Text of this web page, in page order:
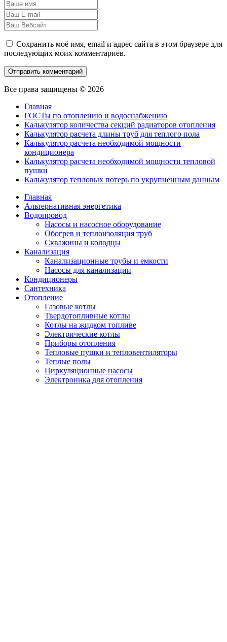
Сохранить моё имя, email и адрес сайта в этом браузере для
последующих моих комментариев.
Все права защищены © 2026
Главная
ГОСТы по отоплению и водоснабжению
Калькулятор количества секций радиаторов отопления
Калькулятор расчета длины труб для теплого пола
Калькулятор расчета необходимой мощности
кондиционера
Калькулятор расчета необходимой мощности тепловой
пушки
Калькулятор тепловых потерь по укрупненным данным
Главная
Альтернативная энергетика
Водопровод
Насосы и насосное оборудование
Обогрев и теплоизоляция труб
Скважины и колодцы
Канализация
Канализационные трубы и емкости
Насосы для канализации
Кондиционеры
Сантехника
Отопление
Газовые котлы
Твердотопливные котлы
Котлы на жидком топливе
Электрические котлы
Приборы отопления
Тепловые пушки и тепловентиляторы
Теплые полы
Циркуляционные насосы
Электроника для отопления